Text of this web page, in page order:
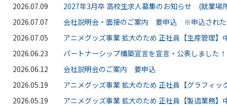
2026.07.09
2027年3月卒 高校生求人募集のお知らせ (就業場
2026.07.07
会社説明会・面接のご案内 要申込 ※申込された
2026.07.05
アニメグッズ事業 拡大のため 正社員【生産管理】
2026.06.23
パートナーシップ構築宣言を宣言・公表しました！
2026.06.12
会社説明会のご案内 要申込
2026.05.19
アニメグッズ事業 拡大のため 正社員【グラフィッ
2026.05.19
アニメグッズ事業 拡大のため 正社員【製造業務】